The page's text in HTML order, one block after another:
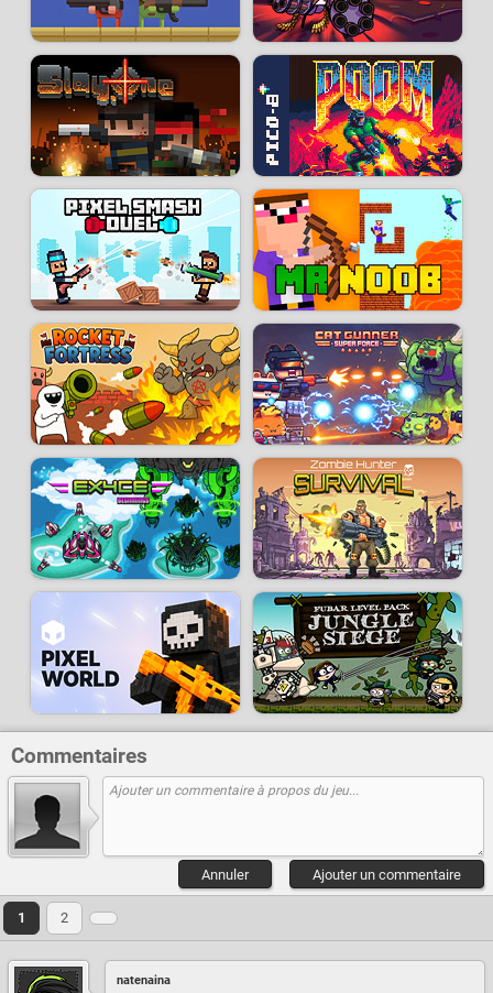
Commentaires
Ajouter un commentaire
Annuler
1 2
natenaina